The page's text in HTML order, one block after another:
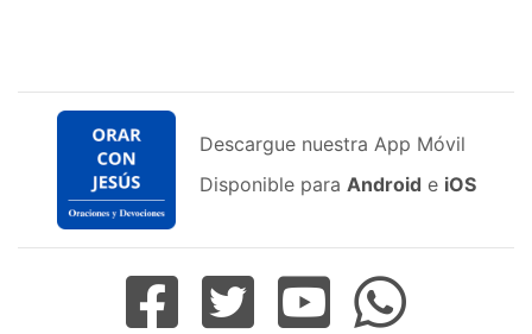
Descargue nuestra App Móvil
Disponible para Android e iOS